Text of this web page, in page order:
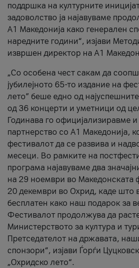
поддршка на културните
задоволство ја најавуваме
A1 Македонија како генерален
наредните години“, изјави
извршен директор на A1
„Со особена чест сакам да
јубилејното 65-то издание на
лето” беше едно од
од 36 концерти и уметници од
Годинава го официјализиравме и
партнерство со А1 Македонија,
фестивалот да се развива и
месеци. Во рамките на
програма најавуваме два
на 29 ноември во Македонската
20 декември во Охрид, каде што
бесплатен како наш подарок за
Фестивалот продолжува да
Министерството за култура и
Претседателот на државата,
спонзори“, изјави Ѓорѓи
„Охридско лето“.